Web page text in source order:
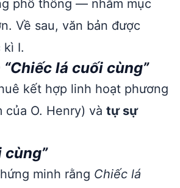
phổ thông — nhằm mục
Về sau, văn bản được
kì I.
lá cuối cùng”
kết hợp linh hoạt phương
O. Henry) và tự sự
cùng”
minh rằng Chiếc lá